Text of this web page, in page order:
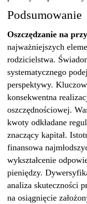
Podsumowanie
Oszczędzanie na
najważniejszych
rodzicielstwa.
systematycznego
perspektywy.
konsekwentna
oszczędnościowej.
kwoty odkładane
znaczący kapitał.
finansowa
wykształcenie
pieniędzy.
analiza skuteczności
na osiągnięcie